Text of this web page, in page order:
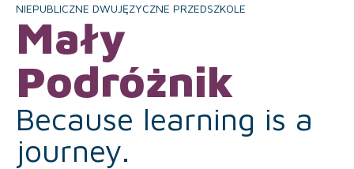
NIEPUBLICZNE DWUJĘZYCZNE PRZEDSZKOLE
Mały
Podróżnik
Because learning is a
journey.